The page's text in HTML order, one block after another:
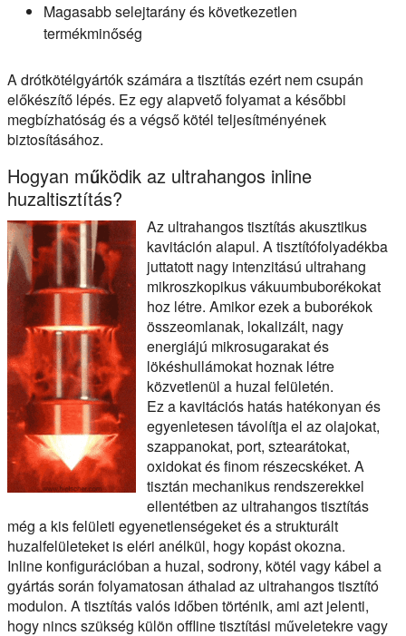
Magasabb selejtarány és következetlen
termékminőség
A drótkötélgyártók számára a tisztítás ezért nem csupán
előkészítő lépés. Ez egy alapvető folyamat a későbbi
megbízhatóság és a végső kötél teljesítményének
biztosításához.
Hogyan működik az ultrahangos inline
huzaltisztítás?
Az ultrahangos tisztítás akusztikus
kavitáción alapul. A tisztítófolyadékba
juttatott nagy intenzitású ultrahang
mikroszkopikus vákuumbuborékokat
hoz létre. Amikor ezek a buborékok
összeomlanak, lokalizált, nagy
energiájú mikrosugarakat és
lökéshullámokat hoznak létre
közvetlenül a huzal felületén.
Ez a kavitációs hatás hatékonyan és
egyenletesen távolítja el az olajokat,
szappanokat, port, sztearátokat,
oxidokat és finom részecskéket. A
tisztán mechanikus rendszerekkel
ellentétben az ultrahangos tisztítás
még a kis felületi egyenetlenségeket és a strukturált
huzalfelületeket is eléri anélkül, hogy kopást okozna.
Inline konfigurációban a huzal, sodrony, kötél vagy kábel a
gyártás során folyamatosan áthalad az ultrahangos tisztító
modulon. A tisztítás valós időben történik, ami azt jelenti,
hogy nincs szükség külön offline tisztítási műveletekre vagy